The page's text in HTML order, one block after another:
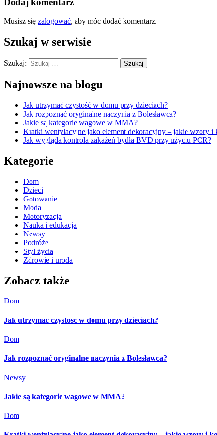
Dodaj komentarz
Musisz się zalogować, aby móc dodać komentarz.
Szukaj w serwisie
Szukaj:
Najnowsze na blogu
Jak utrzymać czystość w domu przy dzieciach?
Jak rozpoznać oryginalne naczynia z Bolesławca?
Jakie są kategorie wagowe w MMA?
Kratki wentylacyjne jako element dekoracyjny – jakie wzory i
Jak wygląda kontrola zakażeń bydła BVD przy użyciu PCR?
Kategorie
Dom
Dzieci
Gotowanie
Moda
Motoryzacja
Nauka i edukacja
Newsy
Podróże
Styl życia
Zdrowie i uroda
Zobacz także
Dom
Jak utrzymać czystość w domu przy dzieciach?
Dom
Jak rozpoznać oryginalne naczynia z Bolesławca?
Newsy
Jakie są kategorie wagowe w MMA?
Dom